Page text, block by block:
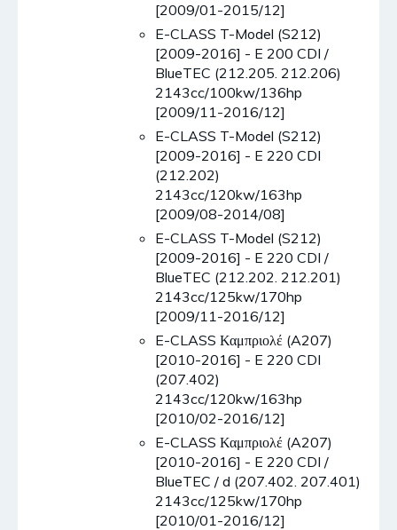
[2009/01-2015/12]
E-CLASS T-Model (S212)
[2009-2016] - E 200 CDI /
BlueTEC (212.205. 212.206)
2143cc/100kw/136hp
[2009/11-2016/12]
E-CLASS T-Model (S212)
[2009-2016] - E 220 CDI
(212.202)
2143cc/120kw/163hp
[2009/08-2014/08]
E-CLASS T-Model (S212)
[2009-2016] - E 220 CDI /
BlueTEC (212.202. 212.201)
2143cc/125kw/170hp
[2009/11-2016/12]
E-CLASS Καμπριολέ (A207)
[2010-2016] - E 220 CDI
(207.402)
2143cc/120kw/163hp
[2010/02-2016/12]
E-CLASS Καμπριολέ (A207)
[2010-2016] - E 220 CDI /
BlueTEC / d (207.402. 207.401)
2143cc/125kw/170hp
[2010/01-2016/12]